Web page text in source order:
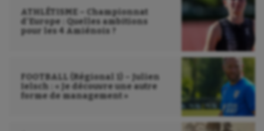
ATHLÉTISME – Championnat
d’Europe : Quelles ambitions
pour les 4 Amiénois ?
FOOTBALL (Régional 1) – Julien
Ielsch : « Je découvre une autre
forme de management »